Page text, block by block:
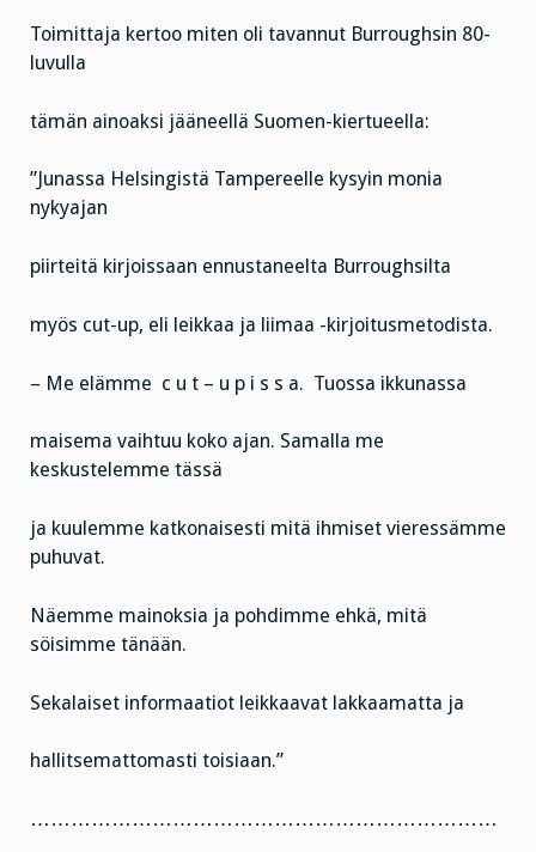
Toimittaja kertoo miten oli tavannut Burroughsin 80-
luvulla
tämän ainoaksi jääneellä Suomen-kiertueella:
”Junassa Helsingistä Tampereelle kysyin monia
nykyajan
piirteitä kirjoissaan ennustaneelta Burroughsilta
myös cut-up, eli leikkaa ja liimaa -kirjoitusmetodista.
– Me elämme c u t – u p i s s a. Tuossa ikkunassa
maisema vaihtuu koko ajan. Samalla me
keskustelemme tässä
ja kuulemme katkonaisesti mitä ihmiset vieressämme
puhuvat.
Näemme mainoksia ja pohdimme ehkä, mitä
söisimme tänään.
Sekalaiset informaatiot leikkaavat lakkaamatta ja
hallitsemattomasti toisiaan.”
……………………………………………………………